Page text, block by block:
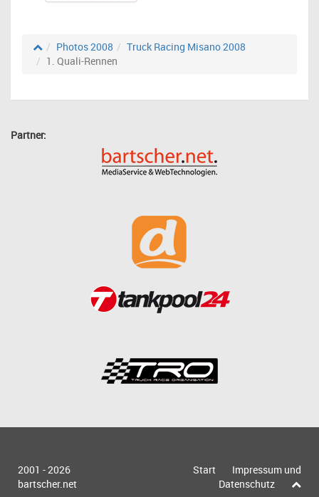
Photos 2008
Truck Racing Misano 2008
1. Quali-Rennen
Partner:
2001 - 2026
bartscher.net
Start
Impressum und
Datenschutz